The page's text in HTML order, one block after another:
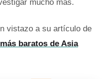
mucho más.
vistazo a su artículo de
baratos de Asia